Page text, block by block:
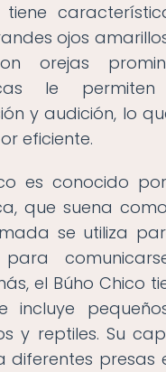
ojos
orejas
le
y audición, lo
eficiente.
es conocido
que suena
se utiliza
el Búho Chico
incluye
y reptiles. Su
presas